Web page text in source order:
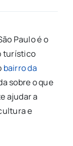
Paulo é o
turístico
bairro da
sobre o que
ajudar a
e